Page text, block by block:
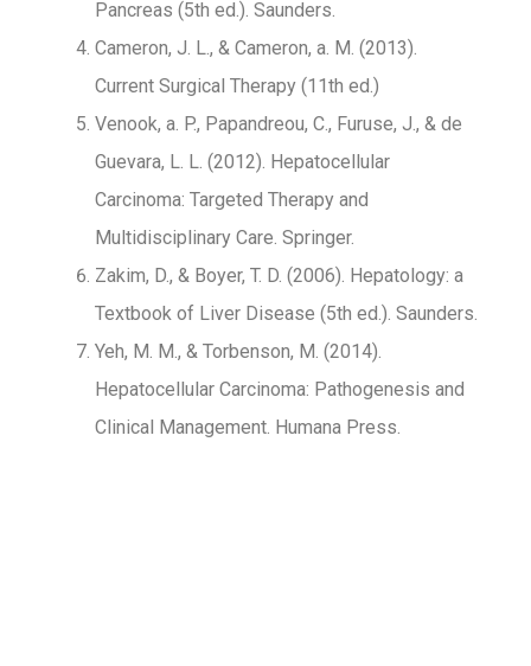
Pancreas (5th ed.). Saunders.
Cameron, J. L., & Cameron, a. M. (2013).
Current Surgical Therapy (11th ed.)
Venook, a. P., Papandreou, C., Furuse, J., & de
Guevara, L. L. (2012). Hepatocellular
Carcinoma: Targeted Therapy and
Multidisciplinary Care. Springer.
Zakim, D., & Boyer, T. D. (2006). Hepatology: a
Textbook of Liver Disease (5th ed.). Saunders.
Yeh, M. M., & Torbenson, M. (2014).
Hepatocellular Carcinoma: Pathogenesis and
Clinical Management. Humana Press.